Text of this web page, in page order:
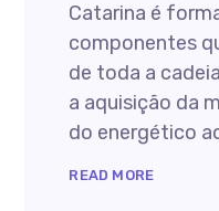
Catarina é
componentes
de toda a
a aquisição da
do energético
READ MORE